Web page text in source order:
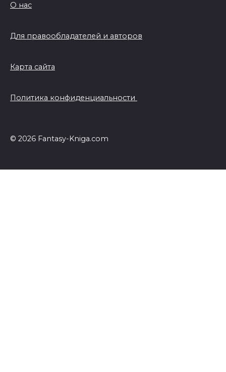
О нас
Для правообладателей и авторов
Карта сайта
Политика конфиденциальности
© 2026 Fantasy-Kniga.com